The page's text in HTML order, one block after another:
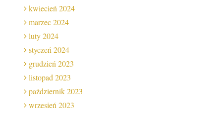
kwiecień 2024
marzec 2024
luty 2024
styczeń 2024
grudzień 2023
listopad 2023
październik 2023
wrzesień 2023